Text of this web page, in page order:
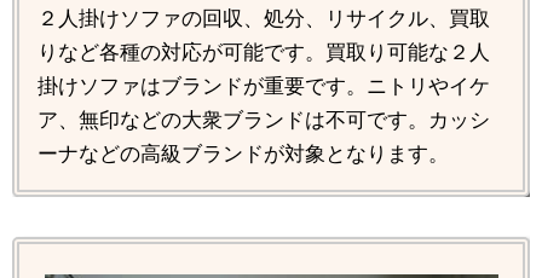
２人掛けソファの回収、処分、リサイクル、買取
りなど各種の対応が可能です。買取り可能な２人
掛けソファはブランドが重要です。ニトリやイケ
ア、無印などの大衆ブランドは不可です。カッシ
ーナなどの高級ブランドが対象となります。